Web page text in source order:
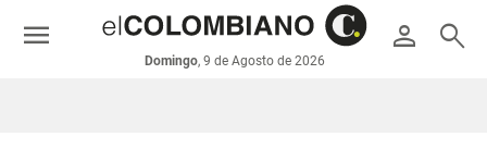
económicos
Colombia
person search
Domingo, 9 de Agosto de 2026
menu